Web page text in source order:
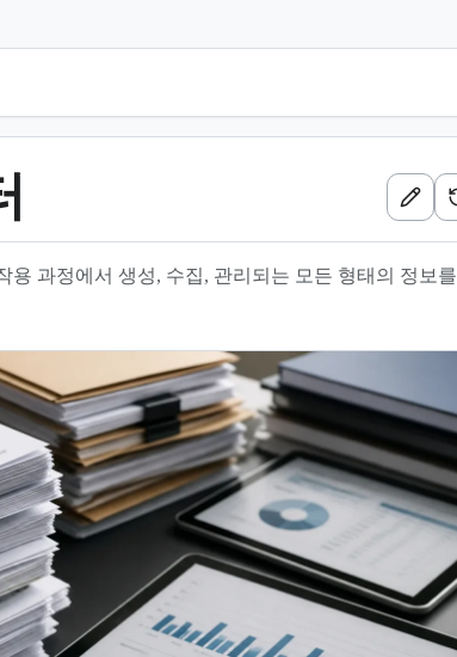
용 과정에서 생성, 수집, 관리되는 모든 형태의 정보를